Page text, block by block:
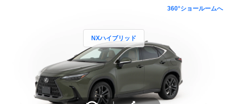
360°ショールームへ
NXハイブリッド